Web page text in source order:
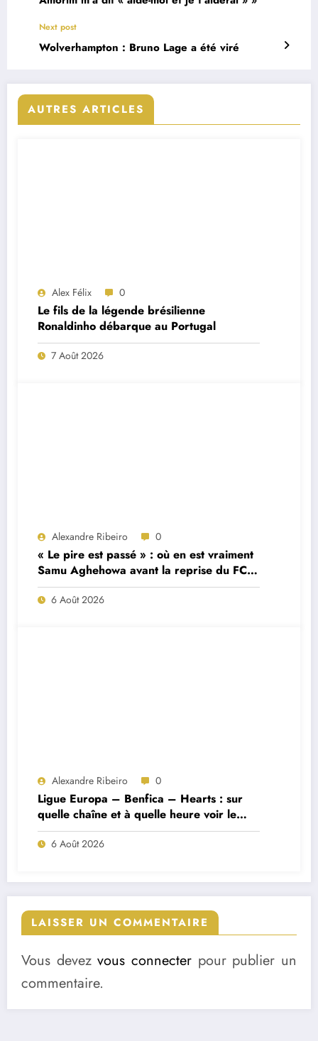
Next post
Wolverhampton : Bruno Lage a été viré
AUTRES ARTICLES
Alex Félix 0
Le fils de la légende brésilienne
Ronaldinho débarque au Portugal
7 Août 2026
Alexandre Ribeiro 0
« Le pire est passé » : où en est vraiment
Samu Aghehowa avant la reprise du FC
Porto ?
6 Août 2026
Alexandre Ribeiro 0
Ligue Europa – Benfica – Hearts : sur
quelle chaîne et à quelle heure voir le
match ?
6 Août 2026
LAISSER UN COMMENTAIRE
Vous devezvous connecter pour publier un
commentaire.